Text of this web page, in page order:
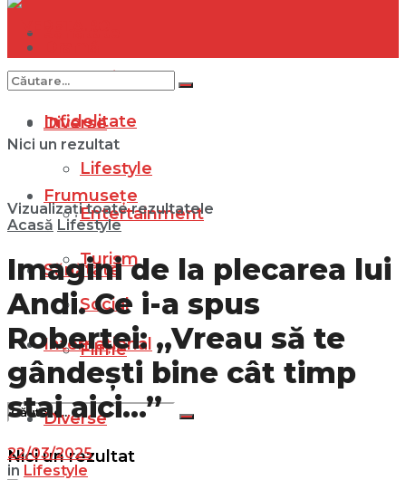
Internațional
Diverse
Lifestyle
Entertainment
Turism
Social
Filme
Nici un rezultat
Infidelitate
Frumusețe
Sănătate
Internațional
Diverse
Nici un rezultat
Vizualizați toate rezultatele
Acasă Lifestyle
Imagini de la plecarea lui
Andi. Ce i-a spus
Robertei: „Vreau să te
gândești bine cât timp
stai aici…”
22/03/2025
in Lifestyle